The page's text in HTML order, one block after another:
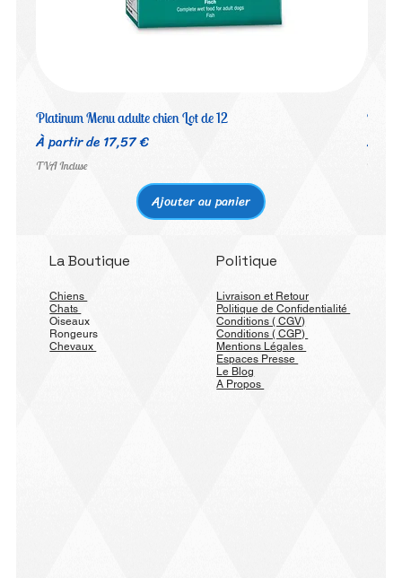
Platinum Menu adulte chien Lot de 12
À partir de17,57 €
Prix promotionnel
TVA Incluse
Ajouter au panier
À
Prix
TVA
La Boutique
Chiens
Chats
Oiseaux
Rongeurs
Chevaux
Politique
Livraison et Retour
Politique de Confidentialité
Conditions ( CGV)
Conditions ( CGP)
Mentions Légales
Espaces Presse
Le Blog
A Propos